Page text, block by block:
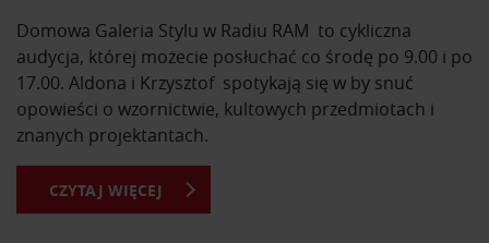
Domowa Galeria Stylu w Radiu RAM to cykliczna
audycja, której możecie posłuchać co środę po 9.00 i po
17.00. Aldona i Krzysztof spotykają się w by snuć
opowieści o wzornictwie, kultowych przedmiotach i
znanych projektantach.
Z Domowej Galerii Stylu dowiesz się o kultowych
CZYTAJ WIĘCEJ